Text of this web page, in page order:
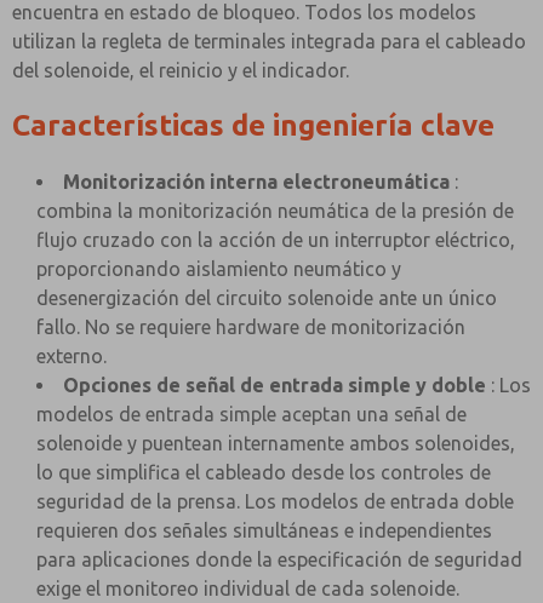
encuentra en estado de bloqueo. Todos los modelos
utilizan la regleta de terminales integrada para el cableado
del solenoide, el reinicio y el indicador.
Características de ingeniería clave
Monitorización interna electroneumática :
combina la monitorización neumática de la presión de
flujo cruzado con la acción de un interruptor eléctrico,
proporcionando aislamiento neumático y
desenergización del circuito solenoide ante un único
fallo. No se requiere hardware de monitorización
externo.
Opciones de señal de entrada simple y doble : Los
modelos de entrada simple aceptan una señal de
solenoide y puentean internamente ambos solenoides,
lo que simplifica el cableado desde los controles de
seguridad de la prensa. Los modelos de entrada doble
requieren dos señales simultáneas e independientes
para aplicaciones donde la especificación de seguridad
exige el monitoreo individual de cada solenoide.